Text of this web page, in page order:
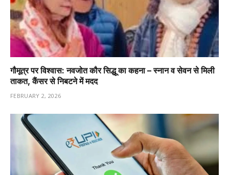
गौमूत्र पर विश्वास: नवजोत कौर सिद्धू का कहना – स्नान व सेवन से मिली
ताकत, कैंसर से निबटने में मदद
FEBRUARY 2, 2026